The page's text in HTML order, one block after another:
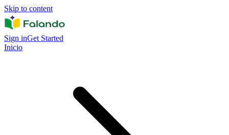
Skip to content
Sign inGet Started
Inicio